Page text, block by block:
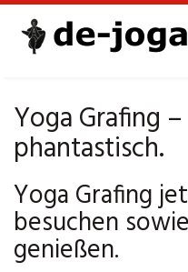
Yoga Grafing
phantastisch.
Yoga Grafing
besuchen
genießen.